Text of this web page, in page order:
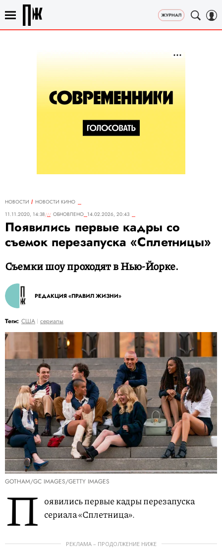
НОВОСТИ
НОВОСТИ КИНО
11.11.2020, 14:38
ОБНОВЛЕНО 14.02.2026, 20:43
Появились первые кадры со
съемок перезапуска «Сплетницы»
Съемки шоу проходят в Нью-Йорке.
РЕДАКЦИЯ «ПРАВИЛ ЖИЗНИ»
Теги: США сериалы
GOTHAM/GC IMAGES/GETTY IMAGES
П оявились первые кадры перезапуска
сериала «Сплетница».
РЕКЛАМА – ПРОДОЛЖЕНИЕ НИЖЕ